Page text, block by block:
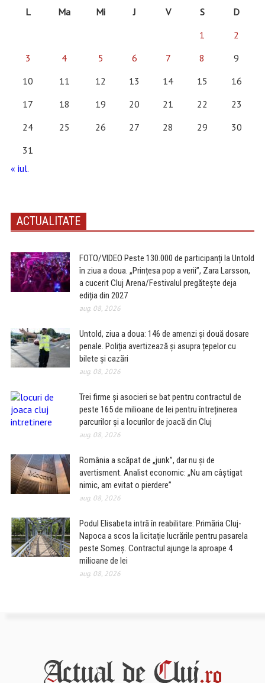
L
Ma Mi J V S
D
1
2
3
4 5 6 7 8
9
10
11 12 13 14 15
16
17
18 19 20 21 22
23
24
25 26 27 28 29
30
31
« iul.
ACTUALITATE
FOTO/VIDEO Peste 130.000 de participanți la Untold
în ziua a doua. „Prințesa pop a verii”, Zara Larsson,
a cucerit Cluj Arena/Festivalul pregătește deja
ediția din 2027
aug. 08, 2026
Untold, ziua a doua: 146 de amenzi și două dosare
penale. Poliția avertizează și asupra țepelor cu
bilete și cazări
aug. 08, 2026
Trei firme și asocieri se bat pentru contractul de
peste 165 de milioane de lei pentru întreținerea
parcurilor și a locurilor de joacă din Cluj
aug. 08, 2026
România a scăpat de „junk”, dar nu și de
avertisment. Analist economic: „Nu am câștigat
nimic, am evitat o pierdere”
aug. 08, 2026
Podul Elisabeta intră în reabilitare: Primăria Cluj-
Napoca a scos la licitație lucrările pentru pasarela
peste Someș. Contractul ajunge la aproape 4
milioane de lei
aug. 08, 2026